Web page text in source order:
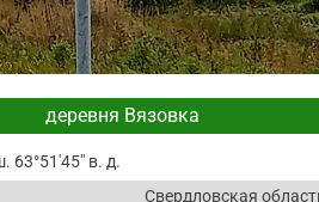
деревня Вязовка
63°51′45″ в. д.
Свердловская